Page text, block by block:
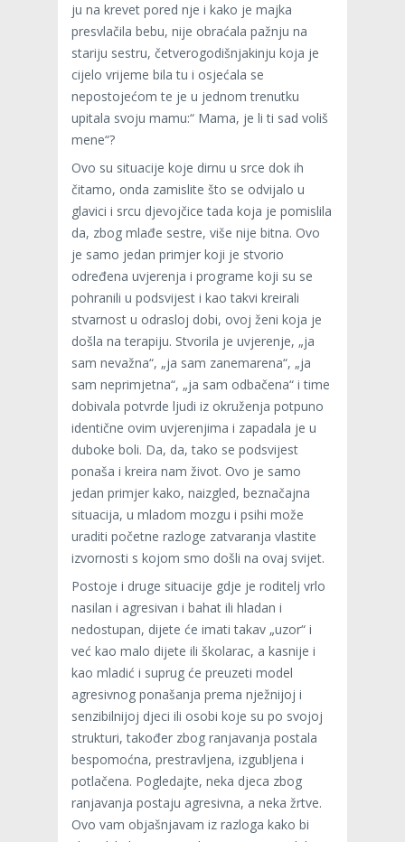
ju na krevet pored nje i kako je majka
presvlačila bebu, nije obraćala pažnju na
stariju sestru, četverogodišnjakinju koja je
cijelo vrijeme bila tu i osjećala se
nepostojećom te je u jednom trenutku
upitala svoju mamu:“ Mama, je li ti sad voliš
mene“?
Ovo su situacije koje dirnu u srce dok ih
čitamo, onda zamislite što se odvijalo u
glavici i srcu djevojčice tada koja je pomislila
da, zbog mlađe sestre, više nije bitna. Ovo
je samo jedan primjer koji je stvorio
određena uvjerenja i programe koji su se
pohranili u podsvijest i kao takvi kreirali
stvarnost u odrasloj dobi, ovoj ženi koja je
došla na terapiju. Stvorila je uvjerenje, „ja
sam nevažna“, „ja sam zanemarena“, „ja
sam neprimjetna“, „ja sam odbačena“ i time
dobivala potvrde ljudi iz okruženja potpuno
identične ovim uvjerenjima i zapadala je u
duboke boli. Da, da, tako se podsvijest
ponaša i kreira nam život. Ovo je samo
jedan primjer kako, naizgled, beznačajna
situacija, u mladom mozgu i psihi može
uraditi početne razloge zatvaranja vlastite
izvornosti s kojom smo došli na ovaj svijet.
Postoje i druge situacije gdje je roditelj vrlo
nasilan i agresivan i bahat ili hladan i
nedostupan, dijete će imati takav „uzor“ i
već kao malo dijete ili školarac, a kasnije i
kao mladić i suprug će preuzeti model
agresivnog ponašanja prema nježnijoj i
senzibilnijoj djeci ili osobi koje su po svojoj
strukturi, također zbog ranjavanja postala
bespomoćna, prestravljena, izgubljena i
potlačena. Pogledajte, neka djeca zbog
ranjavanja postaju agresivna, a neka žrtve.
Ovo vam objašnjavam iz razloga kako bi